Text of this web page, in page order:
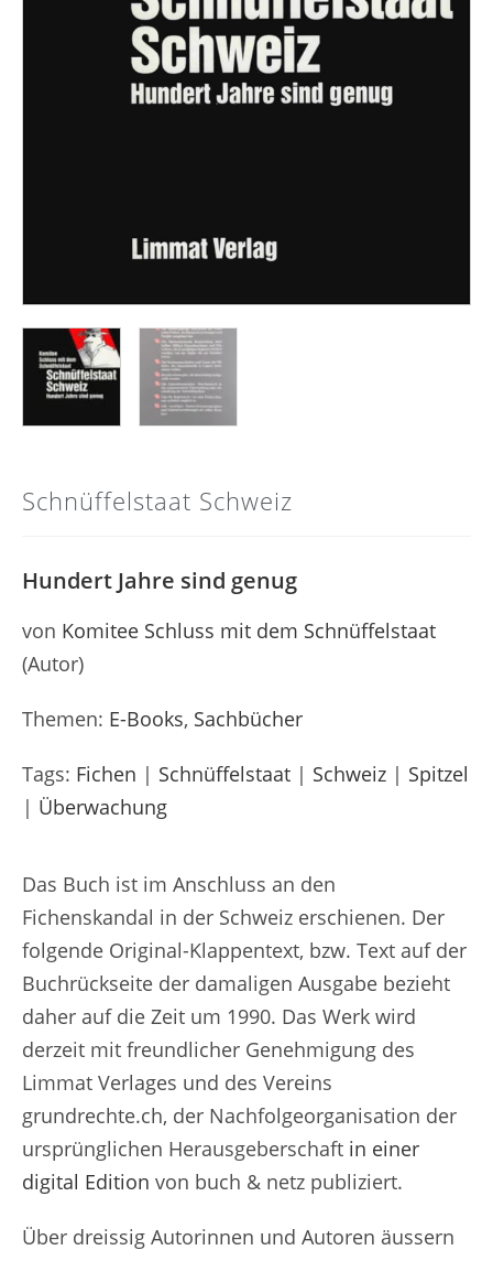
Schnüffelstaat Schweiz
Hundert Jahre sind genug
von Komitee Schluss mit dem Schnüffelstaat
(Autor)
Themen: E-Books, Sachbücher
Tags: Fichen | Schnüffelstaat | Schweiz | Spitzel
| Überwachung
Das Buch ist im Anschluss an den
Fichenskandal in der Schweiz erschienen. Der
folgende Original-Klappentext, bzw. Text auf der
Buchrückseite der damaligen Ausgabe bezieht
daher auf die Zeit um 1990. Das Werk wird
derzeit mit freundlicher Genehmigung des
Limmat Verlages und des Vereins
grundrechte.ch, der Nachfolgeorganisation der
ursprünglichen Herausgeberschaft in einer
digital Edition von buch & netz publiziert.
Über dreissig Autorinnen und Autoren äussern